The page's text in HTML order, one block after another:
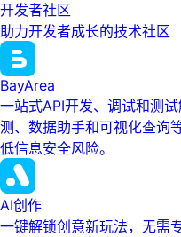
开发者社区
助力开发者成长的技术社区
BayArea
一站式API开发、调试和测
测、数据助手和可视化查询
低信息安全风险。
AI创作
一键解锁创意新玩法，无需